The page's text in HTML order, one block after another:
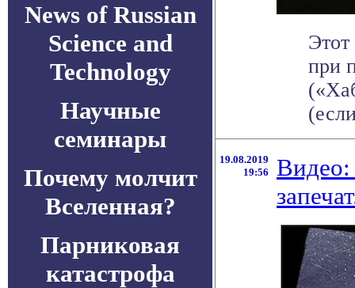
News of Russian
Science and
Technology
Научные
семинары
Почему молчит
Вселенная?
Парниковая
катастрофа
при
19.08.2019
19:56